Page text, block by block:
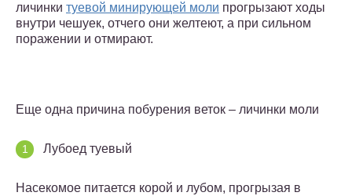
личинки туевой минирующей моли прогрызают ходы
внутри чешуек, отчего они желтеют, а при сильном
поражении и отмирают.
Еще одна причина побурения веток – личинки моли
Лубоед туевый
Насекомое питается корой и лубом, прогрызая в